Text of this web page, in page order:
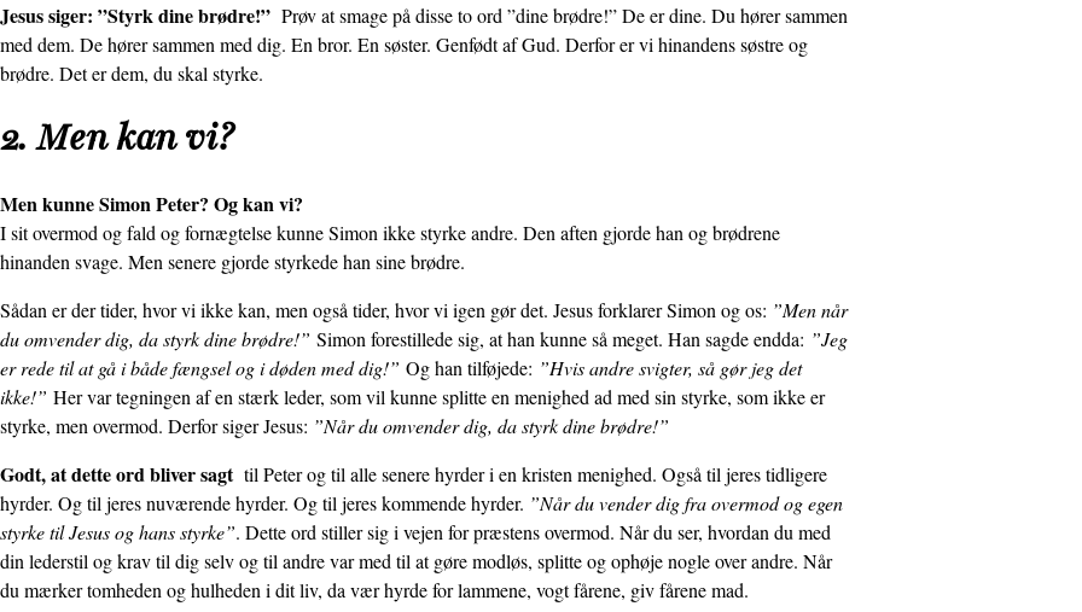
Jesus siger: ”Styrk dine brødre!” Prøv at smage på disse to ord ”dine brødre!” De er dine. Du hører sammen
med dem. De hører sammen med dig. En bror. En søster. Genfødt af Gud. Derfor er vi hinandens søstre og
brødre. Det er dem, du skal styrke.
2. Men kan vi?
Men kunne Simon Peter? Og kan vi?
I sit overmod og fald og fornægtelse kunne Simon ikke styrke andre. Den aften gjorde han og brødrene
hinanden svage. Men senere gjorde styrkede han sine brødre.
Sådan er der tider, hvor vi ikke kan, men også tider, hvor vi igen gør det. Jesus forklarer Simon og os: ”Men når
du omven­der dig, da styrk dine brødre!” Simon fore­stillede sig, at han kunne så meget. Han sagde endda: ”Jeg
er rede til at gå i både fængsel og i døden med dig!” Og han tilføjede: ”Hvis andre svigter, så gør jeg det
ikke!” Her var teg­ningen af en stærk leder, som vil kunne splitte en menig­hed ad med sin styrke, som ikke er
styrke, men overmod. Derfor siger Jesus: ”Når du omvender dig, da styrk dine brødre!”
Godt, at dette ord bliver sagttil Peter og til alle senere hyrder i en kristen menighed. Også til jeres tidligere
hyrder. Og til jeres nuværende hyrder. Og til jeres kommende hyrder. ”Når du vender dig fra overmod og egen
styrke til Jesus og hans styrke”. Dette ord stiller sig i vejen for præstens overmod. Når du ser, hvordan du med
din lederstil og krav til dig selv og til andre var med til at gøre modløs, splitte og ophøje nogle over andre. Når
du mærker tomheden og hulheden i dit liv, da vær hyrde for lammene, vogt fårene, giv fårene mad.